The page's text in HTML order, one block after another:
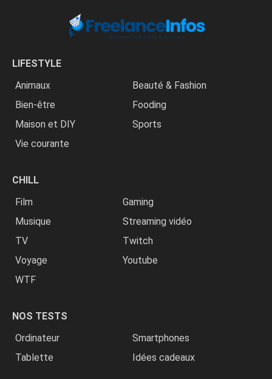
LIFESTYLE
Animaux
Beauté & Fashion
Bien-être
Fooding
Maison et DIY
Sports
Vie courante
CHILL
Film
Gaming
Musique
Streaming vidéo
TV
Twitch
Voyage
Youtube
WTF
NOS TESTS
Ordinateur
Smartphones
Tablette
Idées cadeaux